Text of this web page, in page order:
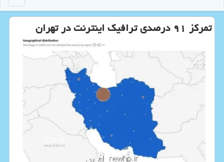
تمرکز ۹۱ درصدی ترافیک اینترنت در تهران